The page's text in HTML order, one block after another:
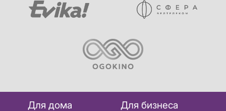
Для дома Для бизнеса